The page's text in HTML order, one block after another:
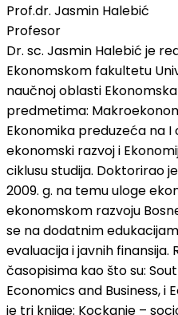
Prof.dr. Jasmin Halebić
Profesor
Dr. sc. Jasmin Halebić je
Ekonomskom fakultetu
naučnoj oblasti
predmetima:
Ekonomika preduzeća na I
ekonomski razvoj i
ciklusu studija. Doktorirao
2009. g. na temu uloge
ekonomskom razvoju
se na dodatnim
evaluacija i javnih finansija.
časopisima kao što su:
Economics and Business, i
je tri knjige: Kockanje –